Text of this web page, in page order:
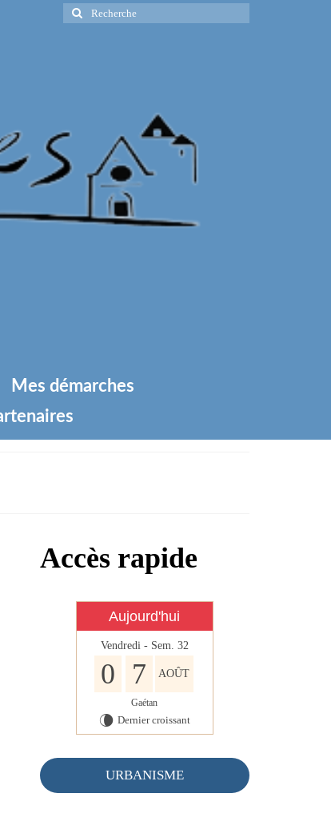
Rechercher
:
Mes démarches
Accès rapide
Aujourd'hui
Vendredi - Sem. 32
0 7 AOÛT
Gaétan
V Dernier croissant
URBANISME